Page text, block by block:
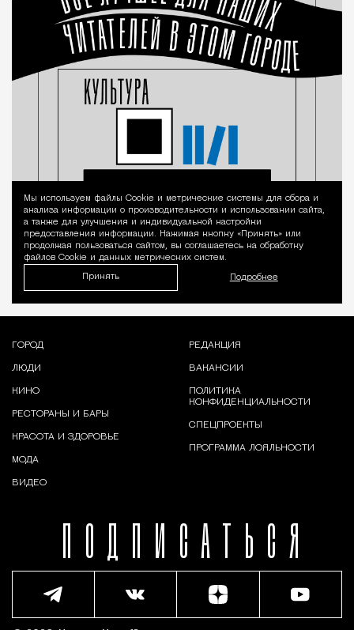
Уведомление
Мы используем файлы Сookie и метрические системы для сбора и
анализа информации о производительности и использовании сайта,
а также для улучшения и индивидуальной настройки
предоставления информации. Нажимая кнопку «Принять» или
продолжая пользоваться сайтом, вы соглашаетесь на обработку
файлов Cookie и данных метрических систем.
Принять Подробнее
ПОДПИСАТЬСЯ
ГОРОД
ЛЮДИ
КИНО
РЕСТОРАНЫ И БАРЫ
КРАСОТА И ЗДОРОВЬЕ
МОДА
ВИДЕО
РЕДАКЦИЯ
ВАКАНСИИ
ПОЛИТИКА
КОНФИДЕНЦИАЛЬНОСТИ
СПЕЦПРОЕКТЫ
ПРОГРАММА ЛОЯЛЬНОСТИ